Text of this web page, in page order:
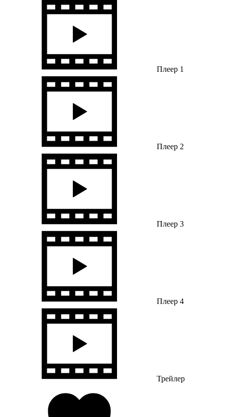
Плеер 1
Плеер 2
Плеер 3
Плеер 4
Трейлер